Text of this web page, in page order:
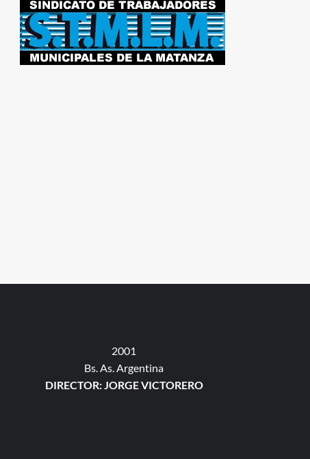
2001
Bs. As. Argentina
DIRECTOR: JORGE VICTORERO